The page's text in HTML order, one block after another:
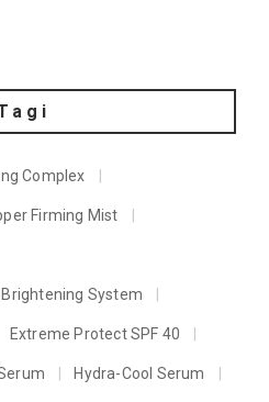
Complex
Firming Mist
System
Extreme Protect SPF 40
Hydra-Cool Serum